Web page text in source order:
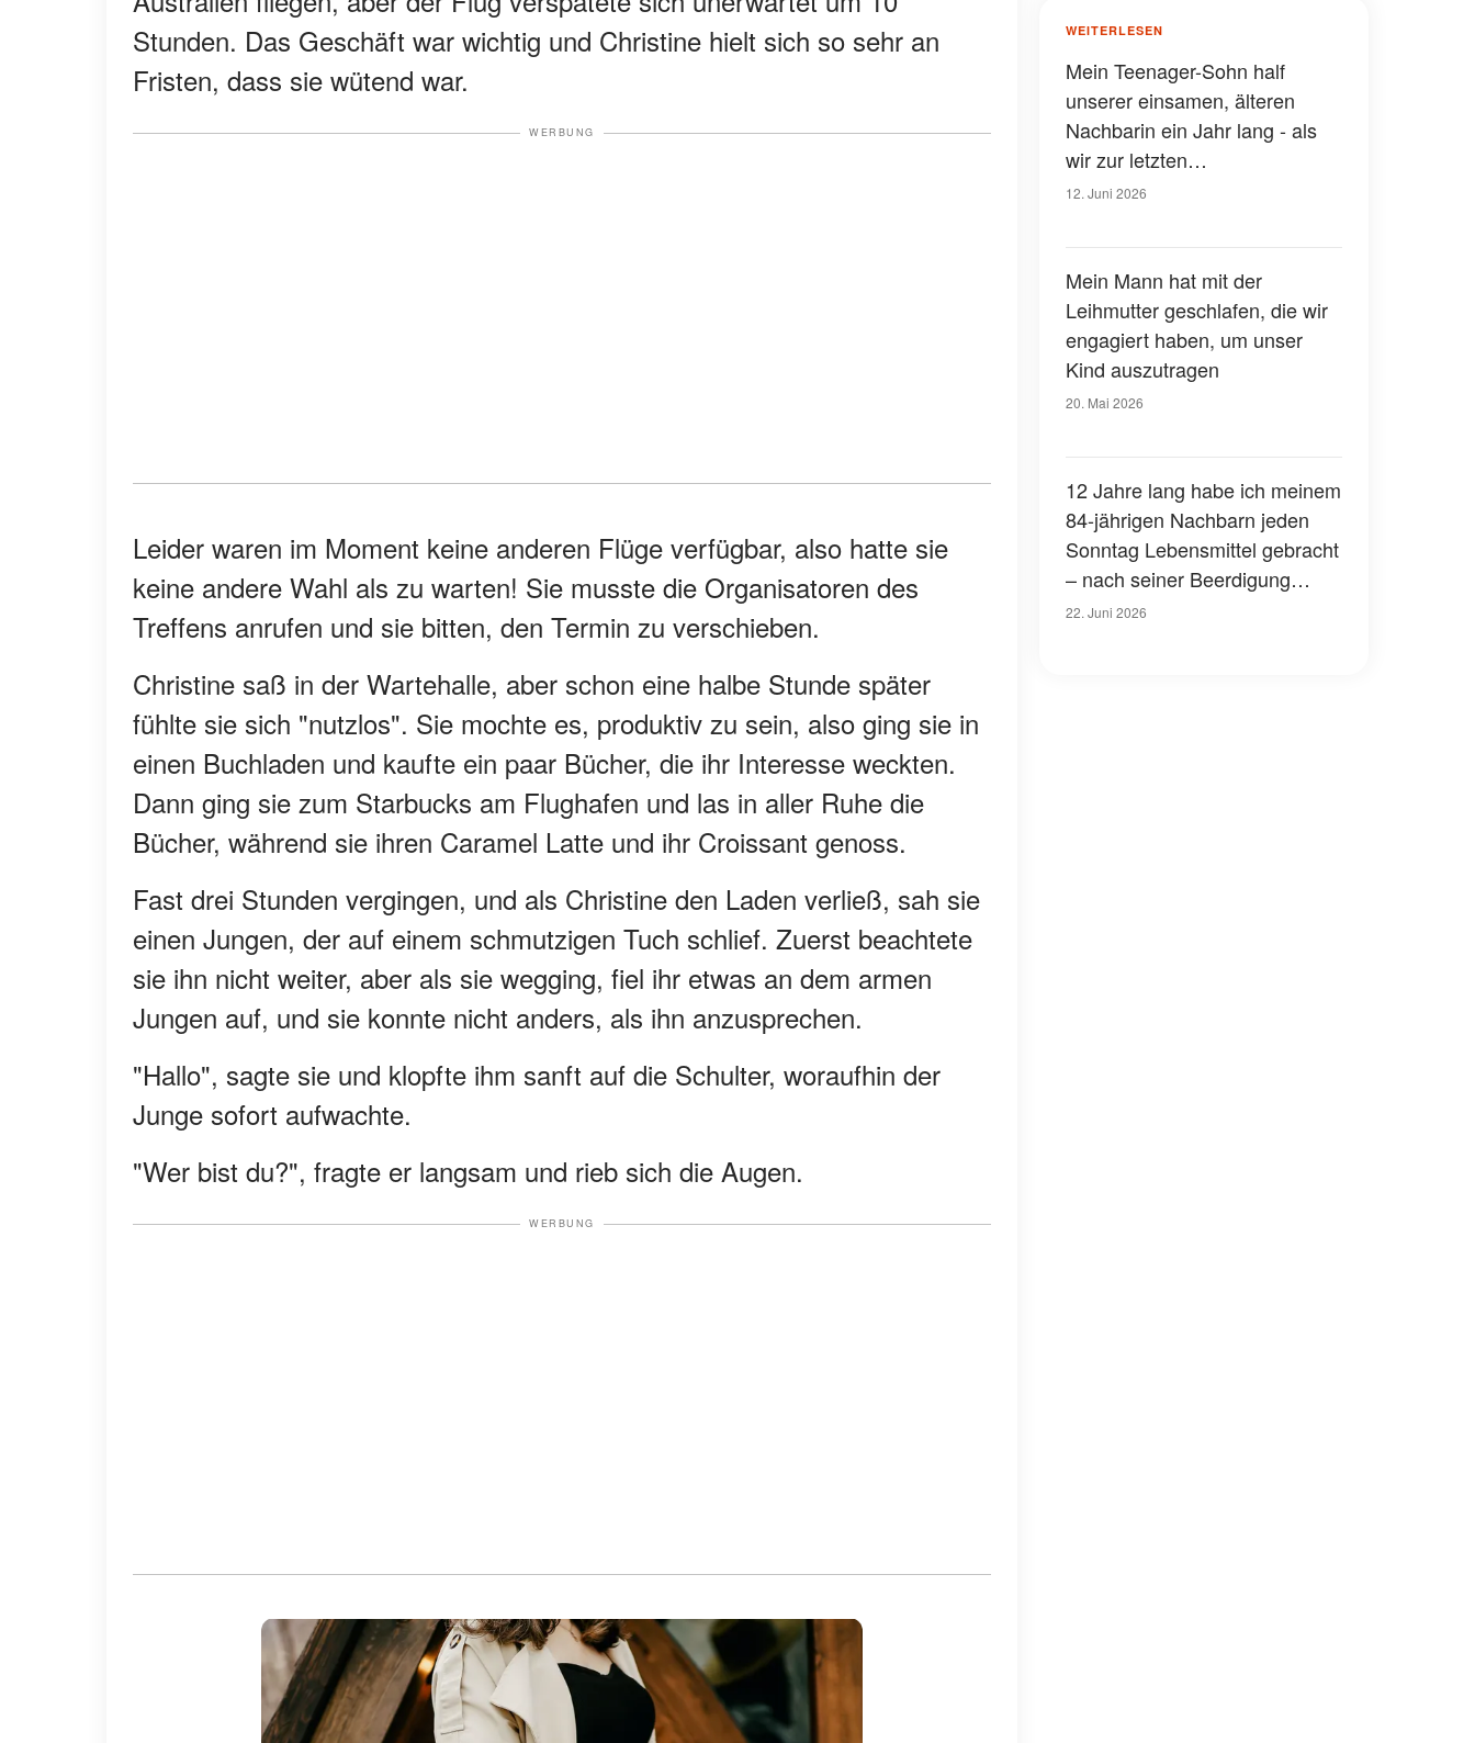
Stunden. Das Geschäft war wichtig und Christine hielt sich so sehr an
Fristen, dass sie wütend war.
WERBUNG
Leider waren im Moment keine anderen Flüge verfügbar, also hatte sie
keine andere Wahl als zu warten! Sie musste die Organisatoren des
Treffens anrufen und sie bitten, den Termin zu verschieben.
Christine saß in der Wartehalle, aber schon eine halbe Stunde später
fühlte sie sich "nutzlos". Sie mochte es, produktiv zu sein, also ging sie in
einen Buchladen und kaufte ein paar Bücher, die ihr Interesse weckten.
Dann ging sie zum Starbucks am Flughafen und las in aller Ruhe die
Bücher, während sie ihren Caramel Latte und ihr Croissant genoss.
Fast drei Stunden vergingen, und als Christine den Laden verließ, sah sie
einen Jungen, der auf einem schmutzigen Tuch schlief. Zuerst beachtete
sie ihn nicht weiter, aber als sie wegging, fiel ihr etwas an dem armen
Jungen auf, und sie konnte nicht anders, als ihn anzusprechen.
"Hallo", sagte sie und klopfte ihm sanft auf die Schulter, woraufhin der
Junge sofort aufwachte.
"Wer bist du?", fragte er langsam und rieb sich die Augen.
WERBUNG
WEITERLESEN
Mein Teenager-Sohn half
unserer einsamen, älteren
Nachbarin ein Jahr lang - als
wir zur letzten
Testamentseröffnung
den letzten Umschlag öffnete
12. Juni 2026
Mein Mann hat mit der
Leihmutter geschlafen, die wir
engagiert haben, um unser
Kind auszutragen
20. Mai 2026
12 Jahre lang habe ich meinem
84-jährigen Nachbarn jeden
Sonntag Lebensmittel gebracht
– nach seiner Beerdigung
überreichte mir sein Anwalt
22. Juni 2026